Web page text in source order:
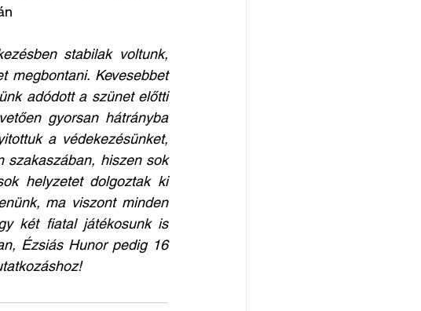
stabilak voltunk,
megbontani. Kevesebbet
adódott a szünet előtti
gyorsan hátrányba
a védekezésünket,
szakaszában, hiszen sok
helyzetet dolgoztak ki
ma viszont minden
két fiatal játékosunk is
Ézsiás Hunor pedig 16